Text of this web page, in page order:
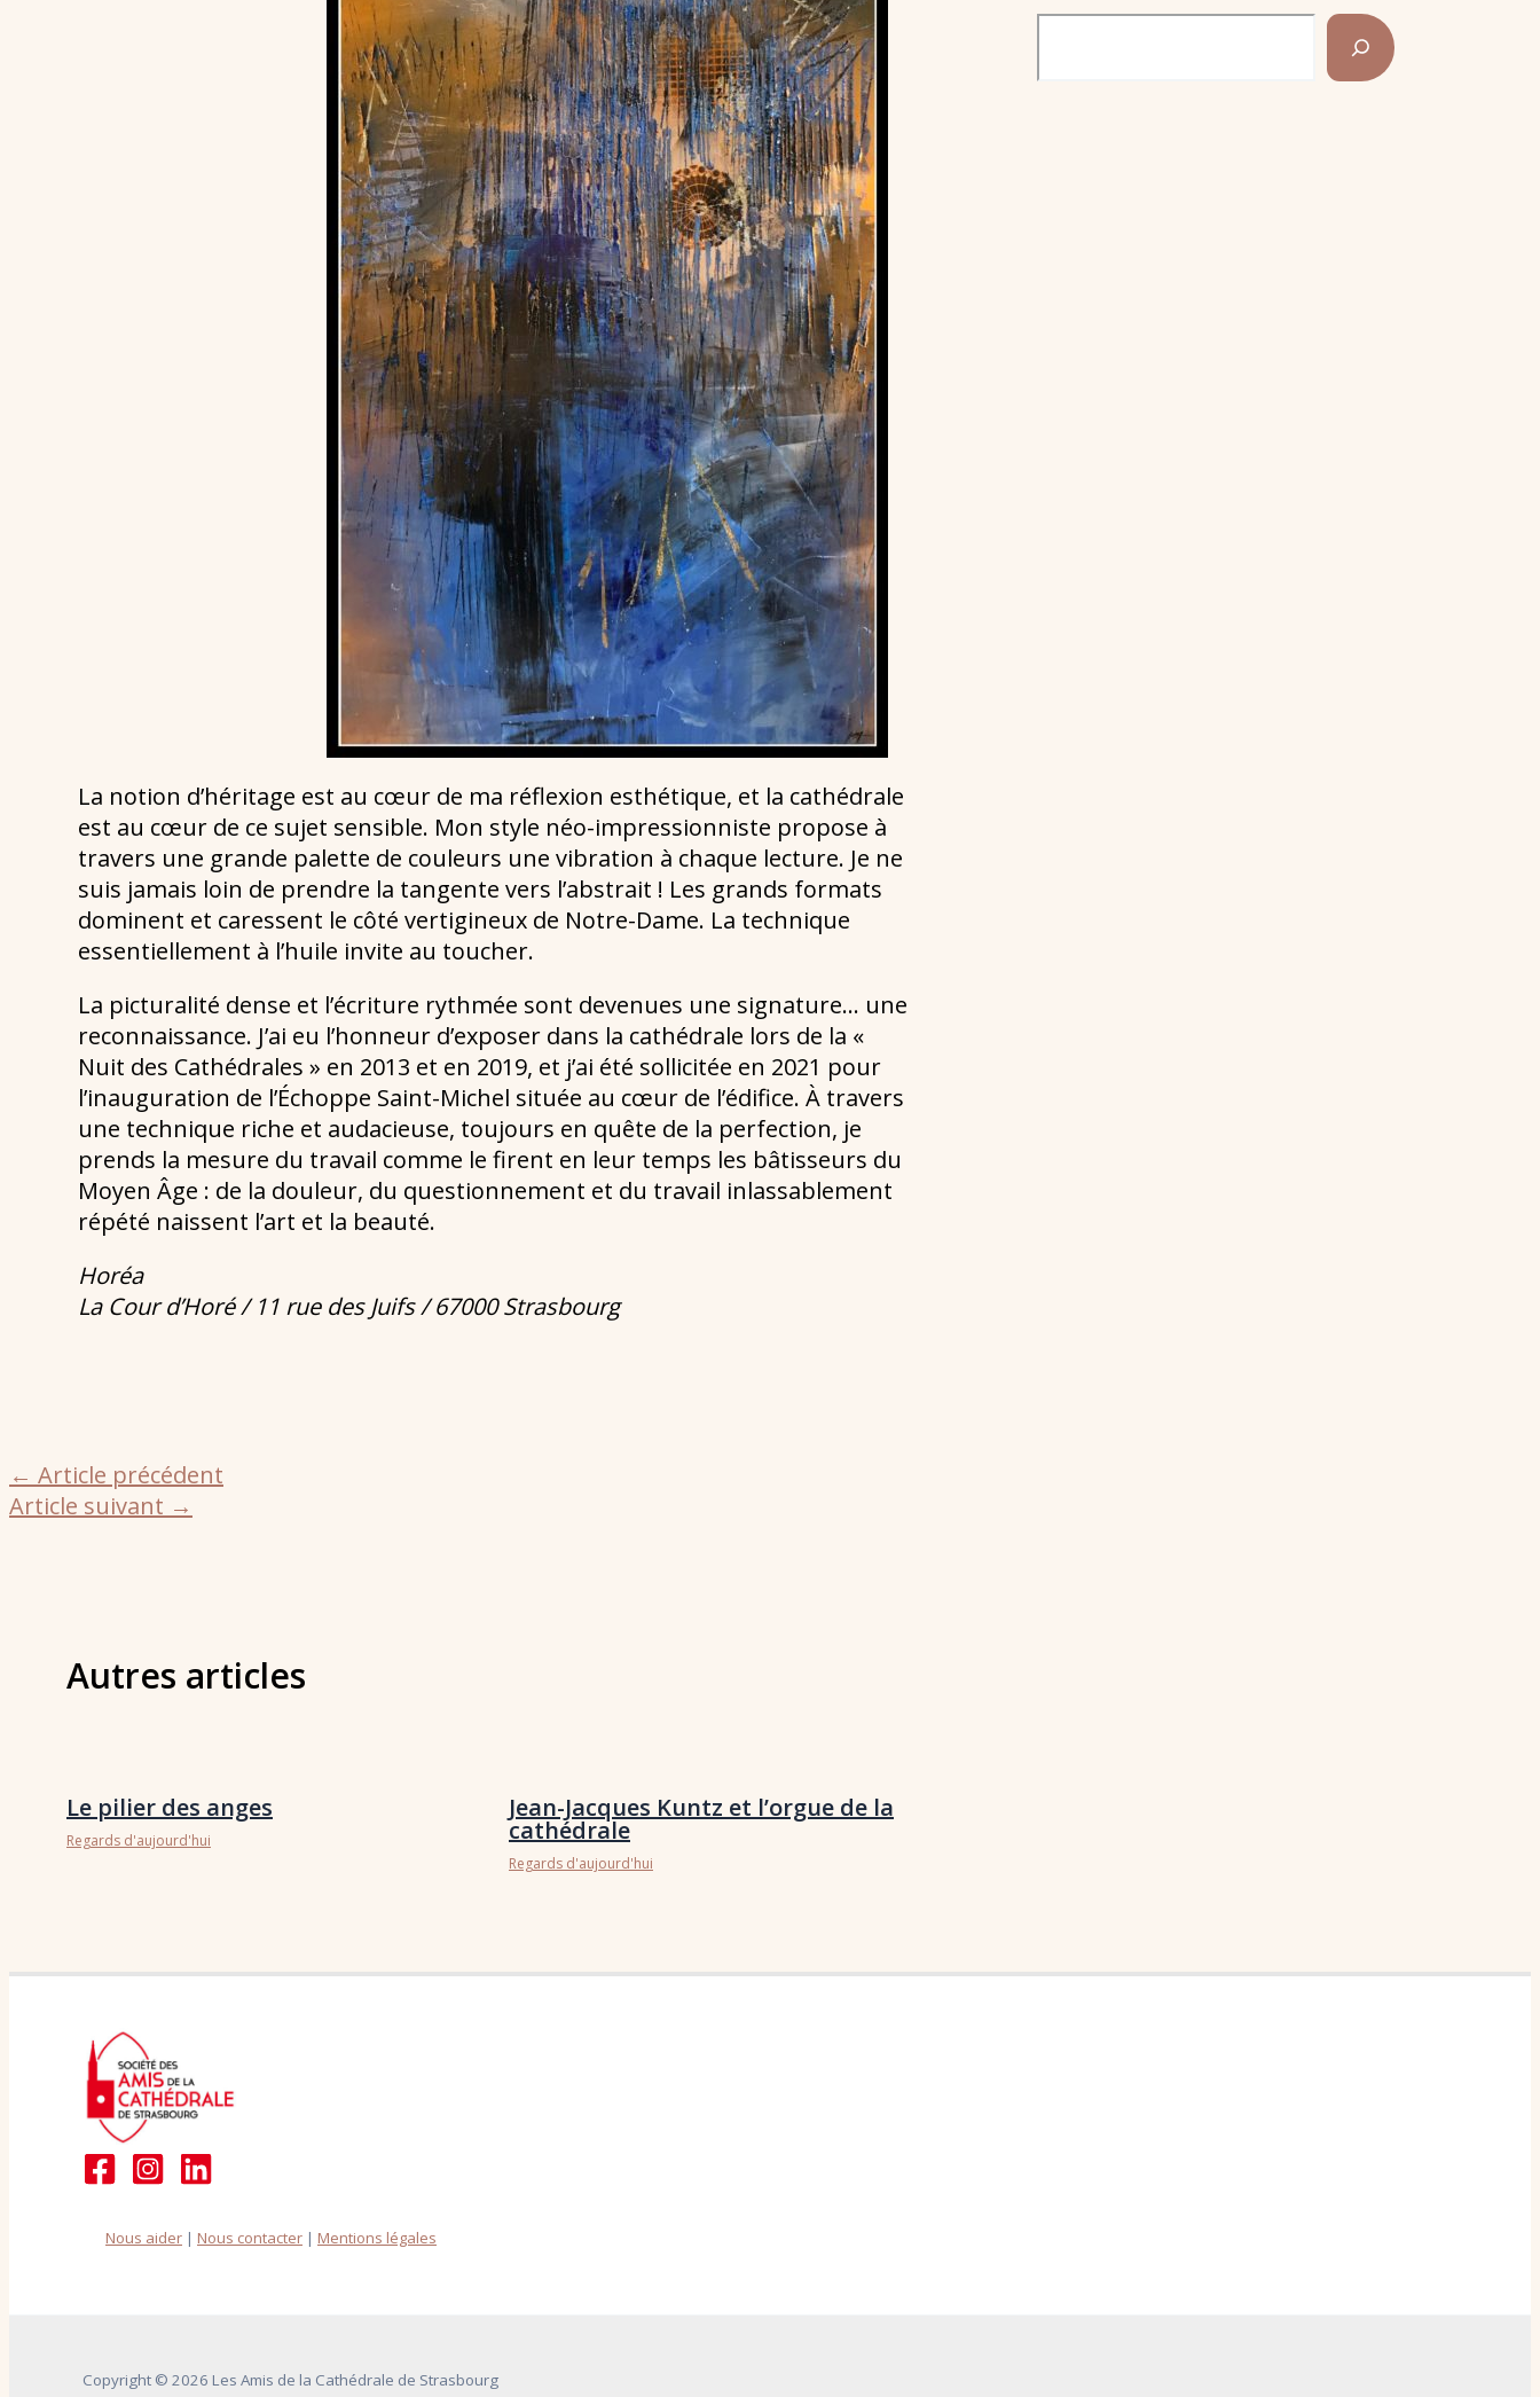
La notion d’héritage est au cœur de ma réflexion esthétique, et la cathédrale
est au cœur de ce sujet sensible. Mon style néo-impressionniste propose à
travers une grande palette de couleurs une vibration à chaque lecture. Je ne
suis jamais loin de prendre la tangente vers l’abstrait ! Les grands formats
dominent et caressent le côté vertigineux de Notre-Dame. La technique
essentiellement à l’huile invite au toucher.
La picturalité dense et l’écriture rythmée sont devenues une signature… une
reconnaissance. J’ai eu l’honneur d’exposer dans la cathédrale lors de la «
Nuit des Cathédrales » en 2013 et en 2019, et j’ai été sollicitée en 2021 pour
l’inauguration de l’Échoppe Saint-Michel située au cœur de l’édifice. À travers
une technique riche et audacieuse, toujours en quête de la perfection, je
prends la mesure du travail comme le firent en leur temps les bâtisseurs du
Moyen Âge : de la douleur, du questionnement et du travail inlassablement
répété naissent l’art et la beauté.
Horéa
La Cour d’Horé / 11 rue des Juifs / 67000 Strasbourg
← Article précédent
Article suivant →
Autres articles
Le pilier des anges
Regards d'aujourd'hui
Jean-Jacques Kuntz et l’orgue de la
cathédrale
Regards d'aujourd'hui
Nous aider | Nous contacter | Mentions légales
Copyright © 2026 Les Amis de la Cathédrale de Strasbourg